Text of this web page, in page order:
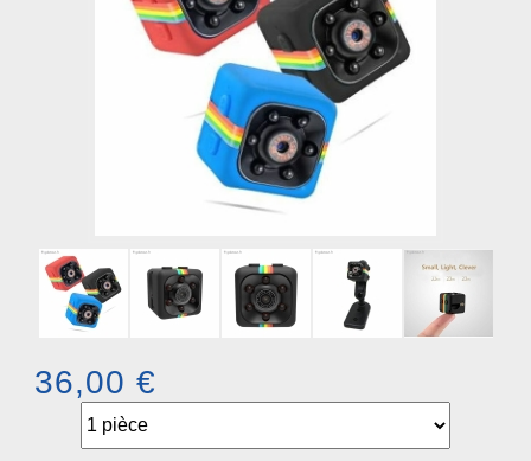
36,00 €